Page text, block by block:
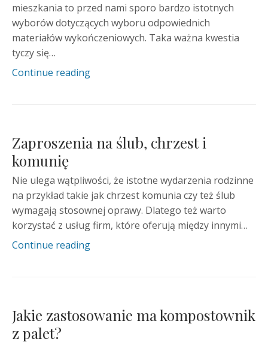
mieszkania to przed nami sporo bardzo istotnych
wyborów dotyczących wyboru odpowiednich
materiałów wykończeniowych. Taka ważna kwestia
tyczy się…
Continue reading
Zaproszenia na ślub, chrzest i
komunię
Nie ulega wątpliwości, że istotne wydarzenia rodzinne
na przykład takie jak chrzest komunia czy też ślub
wymagają stosownej oprawy. Dlatego też warto
korzystać z usług firm, które oferują między innymi…
Continue reading
Jakie zastosowanie ma kompostownik
z palet?